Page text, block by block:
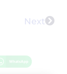
Next
WhatsApp